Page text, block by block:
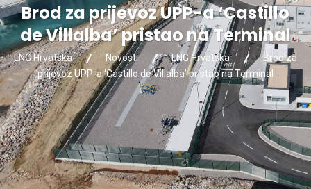
Brod za prijevoz UPP-a ‘Castillo
de Villalba’ pristao na Terminal
LNG Hrvatska Novosti LNG Hrvatska
Brod za
prijevoz UPP-a ‘Castillo de Villalba’ pristao na Terminal